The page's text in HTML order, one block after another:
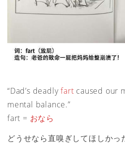
“Dad’s deadlyfart caused our
mental balance.”
fart = おなら
どうせなら直嗅ぎしてほしかっ